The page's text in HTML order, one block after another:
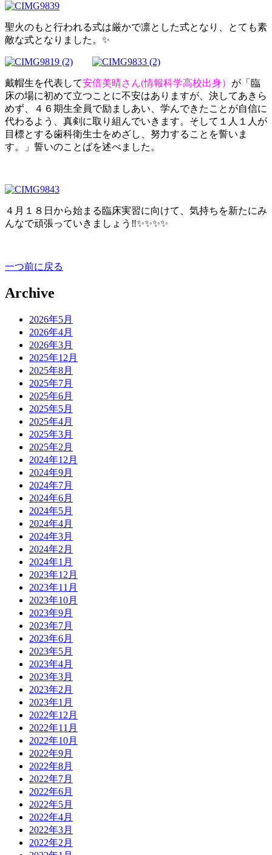
聖火のもと行われる式は厳かで凛とした式となり、とても素
敵な式となりました。✨
戴帽生を代表して安倍美晴さん(情報科学高校出身） が「臨
床の場に初めて立つことに不安はありますが、決してあきら
めず、４６期生全員で励ましあい、学んできたことが自信に
代わるよう、真剣に取り組んでいきます。そして１人１人が
目標とする歯科衛生士をめざし、努力することを誓いま
す。」誓いのことばを述べました。
４月１８日から始まる臨床実習に向けて、気持ちを新たにみ
んなで頑張っていきましょう‼✨✨✨✨
一つ前に戻る
Archive
2026年5月
2026年4月
2026年3月
2025年12月
2025年8月
2025年7月
2025年6月
2025年5月
2025年4月
2025年3月
2025年2月
2024年12月
2024年9月
2024年7月
2024年6月
2024年5月
2024年4月
2024年3月
2024年2月
2024年1月
2023年12月
2023年11月
2023年10月
2023年9月
2023年7月
2023年6月
2023年5月
2023年4月
2023年3月
2023年2月
2023年1月
2022年12月
2022年11月
2022年10月
2022年9月
2022年8月
2022年7月
2022年6月
2022年5月
2022年4月
2022年3月
2022年2月